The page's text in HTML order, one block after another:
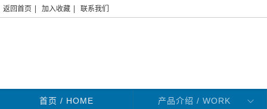
返回首页 加入收藏 联系我们
首页 / HOME 产品介绍 / WORK